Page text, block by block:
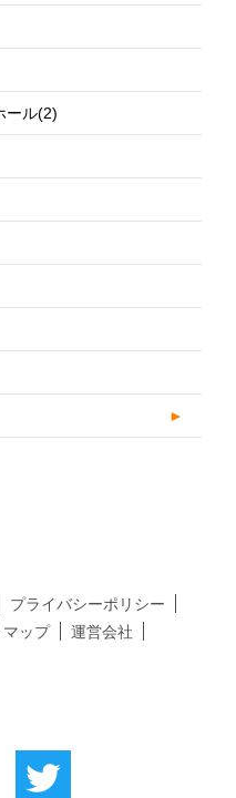
ール(2)
►
プライバシーポリシー
ップ
運営会社